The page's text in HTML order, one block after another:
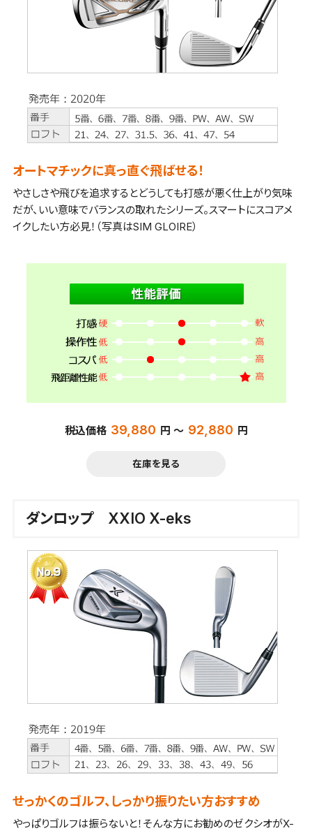
オートマチックに真っ直ぐ飛ばせる！
やさしさや飛びを追求するとどうしても打感が悪く仕上がり気味
だが、いい意味でバランスの取れたシリーズ。スマートにスコアメ
イクしたい方必見！（写真はSIM GLOIRE）
税込価格 39,880 円 ～ 92,880 円
在庫を見る
ダンロップ XXIO X-eks
せっかくのゴルフ、しっかり振りたい方おすすめ
やっぱりゴルフは振らないと！そんな方にお勧めのゼクシオがX-